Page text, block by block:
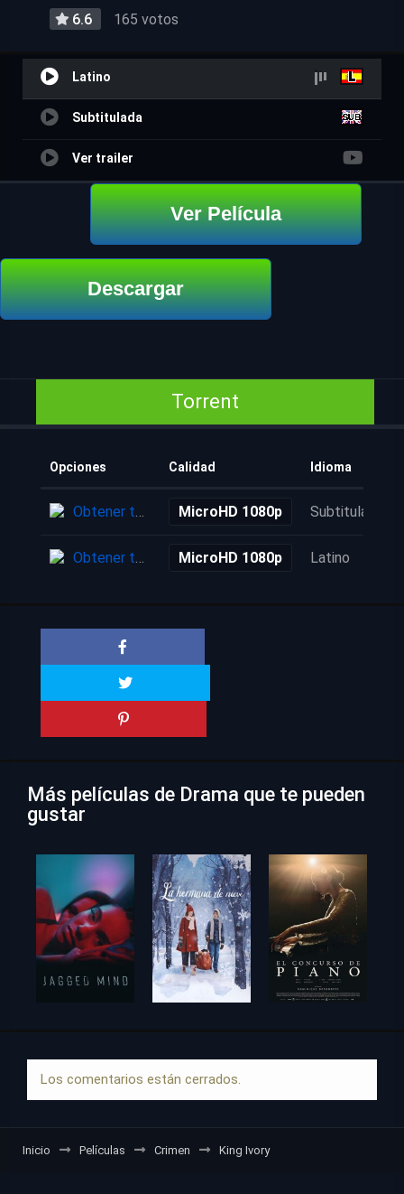
6.6 165 votos
Latino
Subtitulada
Ver trailer
Ver Película
Descargar
Torrent
Opciones Calidad Idioma
Obtener torrent MicroHD 1080p Subtitulada
Obtener torrent MicroHD 1080p Latino
Más películas de Drama que te pueden
gustar
Los comentarios están cerrados.
Inicio Películas Crimen King Ivory